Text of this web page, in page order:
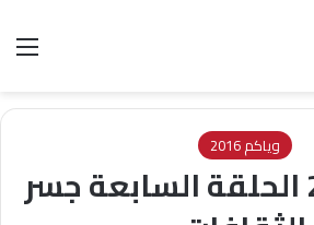
وياكم 2016
وياكم 2016 الحلقة السابعة جسر